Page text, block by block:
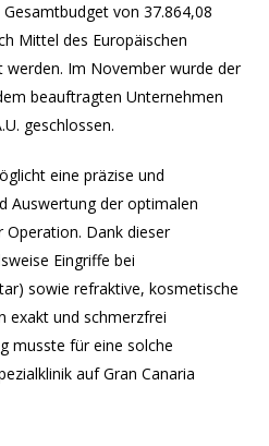
von 37.864,08
Mittel des Europäischen
werden. Im November wurde der
beauftragten Unternehmen
geschlossen.
eine präzise und
Auswertung der optimalen
Dank dieser
Eingriffe bei
sowie refraktive, kosmetische
exakt und schmerzfrei
musste für eine solche
auf Gran Canaria